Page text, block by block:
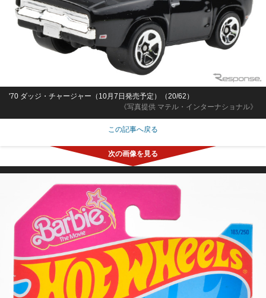
《写真提供 マテル・インターナショナル》
'70 ダッジ・チャージャー（10月7日発売予定）（20/62）
この記事へ戻る